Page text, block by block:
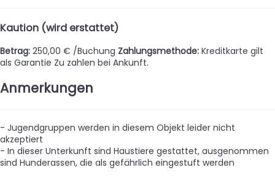
Kaution (wird erstattet)
Betrag: 250,00 € /Buchung Zahlungsmethode: Kreditkarte gilt
als Garantie Zu zahlen bei Ankunft.
Anmerkungen
- Jugendgruppen werden in diesem Objekt leider nicht
akzeptiert
- In dieser Unterkunft sind Haustiere gestattet, ausgenommen
sind Hunderassen, die als gefährlich eingestuft werden